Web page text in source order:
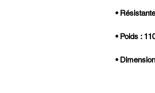
•
• Poids :
•